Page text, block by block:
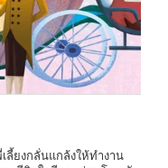
ลี้ยงกลั่นแกล้งให้ทำงาน